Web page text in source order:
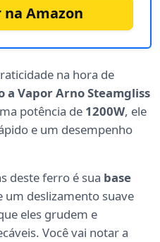
Amazon
na hora de
a Vapor Arno Steamgliss
potência de 1200W, ele
e um desempenho
deste ferro é sua base
um deslizamento suave
eles grudem e
Você vai notar a